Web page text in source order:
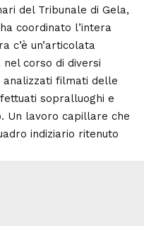
del Tribunale di Gela,
coordinato l’intera
c’è un’articolata
corso di diversi
analizzati filmati delle
sopralluoghi e
Un lavoro capillare che
indiziario ritenuto